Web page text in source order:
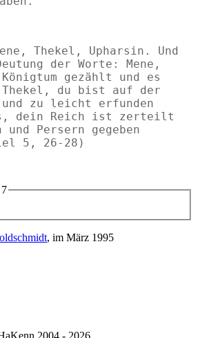
Thekel, Upharsin. Und
der Worte: Mene,
gezählt und es
Thekel, du bist auf der
und zu leicht erfunden
dein Reich ist zerteilt
und Persern gegeben
5, 26-28)
, im März 1995